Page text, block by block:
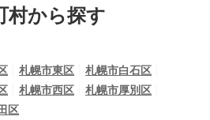
村から探す
札幌市東区
札幌市白石区
札幌市西区
札幌市厚別区
区